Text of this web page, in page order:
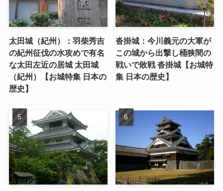
太田城（紀州）：羽柴秀吉
の紀州征伐の水攻めで有名
な太田左近の居城 太田城
（紀州）【お城特集 日本の
歴史】
沓掛城：今川義元の大軍が
この城から出撃し桶狭間の
戦いで敗戦 沓掛城【お城特
集 日本の歴史】